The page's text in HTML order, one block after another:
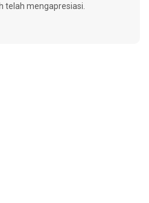
telah mengapresiasi.